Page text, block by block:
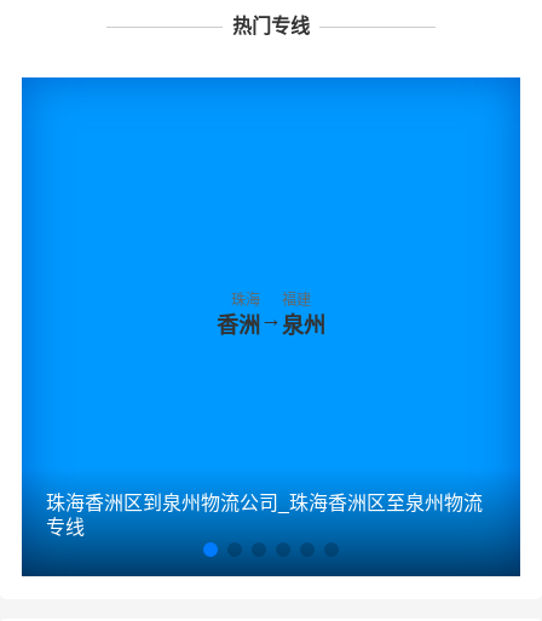
热门专线
珠海
香洲→
福建
泉州
珠海香洲区到泉州物流公司_珠海香洲区至泉州物流
专线